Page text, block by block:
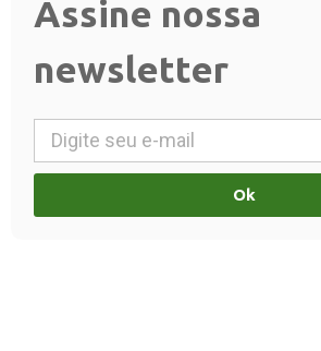
Assine nossa
newsletter
Ok